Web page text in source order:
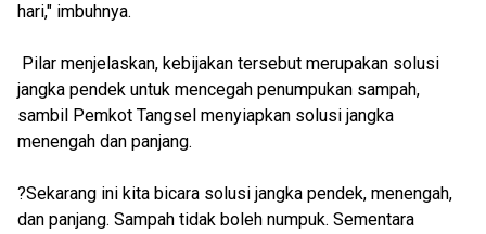
hari," imbuhnya.
Pilar menjelaskan, kebijakan tersebut merupakan solusi
jangka pendek untuk mencegah penumpukan sampah,
sambil Pemkot Tangsel menyiapkan solusi jangka
menengah dan panjang.
?Sekarang ini kita bicara solusi jangka pendek, menengah,
dan panjang. Sampah tidak boleh numpuk. Sementara